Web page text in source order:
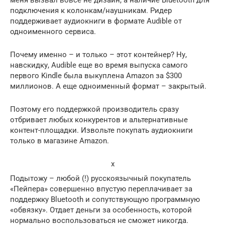
подключения к колонкам/наушникам. Ридер
поддерживает аудиокниги в формате Audible от
одноименного сервиса.
Почему именно – и только – этот контейнер? Ну,
навскидку, Audible еще во время выпуска самого
первого Kindle была выкуплена Amazon за $300
миллионов. А еще одноименный формат – закрытый.
Поэтому его поддержкой производитель сразу
отбривает любых конкурентов и альтернативные
контент-площадки. Извольте покупать аудиокниги
только в магазине Amazon.
x
Подытожу – любой (!) русскоязычный покупатель
«Пейпера» совершенно впустую переплачивает за
поддержку Bluetooth и сопутствующую программную
«обвязку». Отдает деньги за особенность, которой
нормально воспользоваться не сможет никогда.